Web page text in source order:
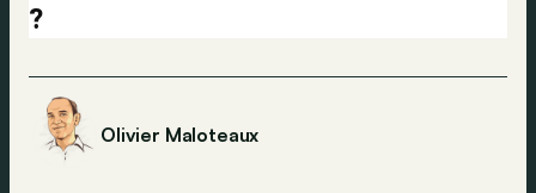
?
Olivier Maloteaux